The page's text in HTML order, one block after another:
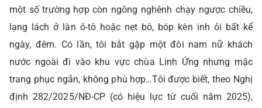
một số trường hợp còn ngông nghênh chạy ngược chiều,
lạng lách ở làn ô-tô hoặc nẹt bô, bóp kèn inh ỏi bất kể
ngày, đêm. Có lần, tôi bắt gặp một đôi nam nữ khách
nước ngoài đi vào khu vực chùa Linh Ứng nhưng mặc
trang phục ngắn, không phù hợp…Tôi được biết, theo Nghị
định 282/2025/NĐ-CP (có hiệu lực từ cuối năm 2025),